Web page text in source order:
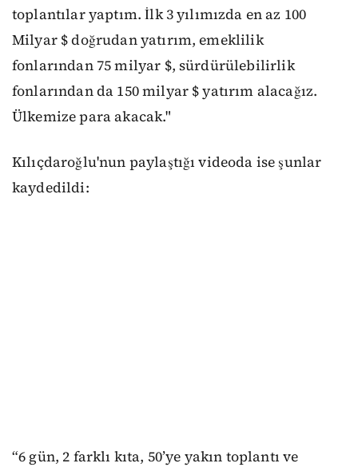
toplantılar yaptım. İlk 3 yılımızda en az 100
Milyar $ doğrudan yatırım, emeklilik
fonlarından 75 milyar $, sürdürülebilirlik
fonlarından da 150 milyar $ yatırım alacağız.
Ülkemize para akacak."
Kılıçdaroğlu'nun paylaştığı videoda ise şunlar
kaydedildi:
“6 gün, 2 farklı kıta, 50’ye yakın toplantı ve